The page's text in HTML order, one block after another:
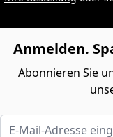
Anmelden.
Abonnieren Sie
E-Mail-Adresse